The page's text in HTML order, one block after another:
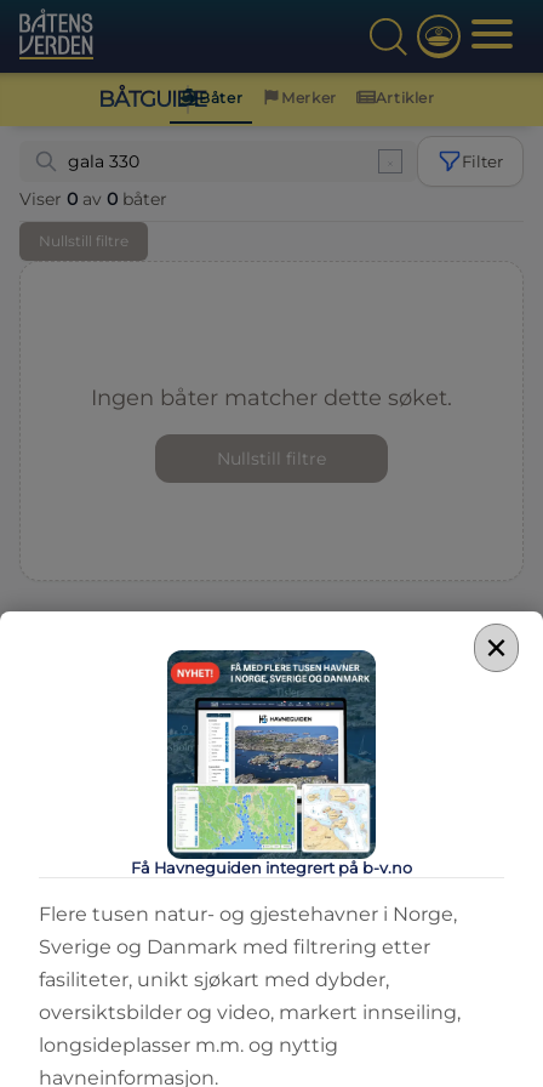
BÅTGUIDEBåter Merker Artikler
Filter
Viser 0 av 0 båter
Nullstill filtre
Ingen båter matcher dette søket.
Nullstill filtre
×
Få Havneguiden integrert på b-v.no
Flere tusen natur- og gjestehavner i Norge,
Sverige og Danmark med filtrering etter
fasiliteter, unikt sjøkart med dybder,
oversiktsbilder og video, markert innseiling,
longsideplasser m.m. og nyttig
havneinformasjon.